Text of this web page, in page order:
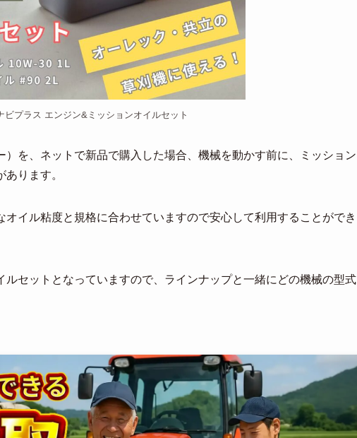
ビプラス エンジン&ミッションオイルセット
を、ネットで新品で購入した場合、機械を動かす前に、ミッション
ります。
イル粘度と規格に合わせていますので安心して利用することができ
セットとなっていますので、ラインナップと一緒にどの機械の型式